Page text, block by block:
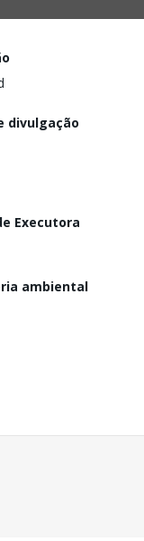
divulgação
Executora
ambiental